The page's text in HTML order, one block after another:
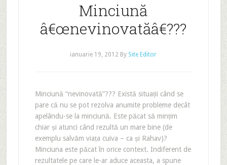
Minciună
â€œnevinovatăâ€???
ianuarie 19, 2012 By Site Editor
Minciună “nevinovată”??? Există situații când se
pare că nu se pot rezolva anumite probleme decât
apelându-se la minciună. Este păcat să mințim
chiar și atunci când rezultă un mare bine (de
exemplu salvăm viața cuiva – ca și Rahav)?
Minciuna este păcat în orice context. Indiferent de
rezultatele pe care le-ar aduce aceasta, a spune